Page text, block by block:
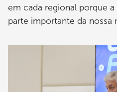
em cada regional porque
parte importante da nossa